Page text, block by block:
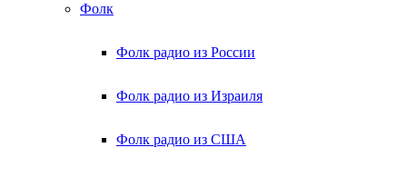
Фолк
Фолк радио из России
Фолк радио из Израиля
Фолк радио из США